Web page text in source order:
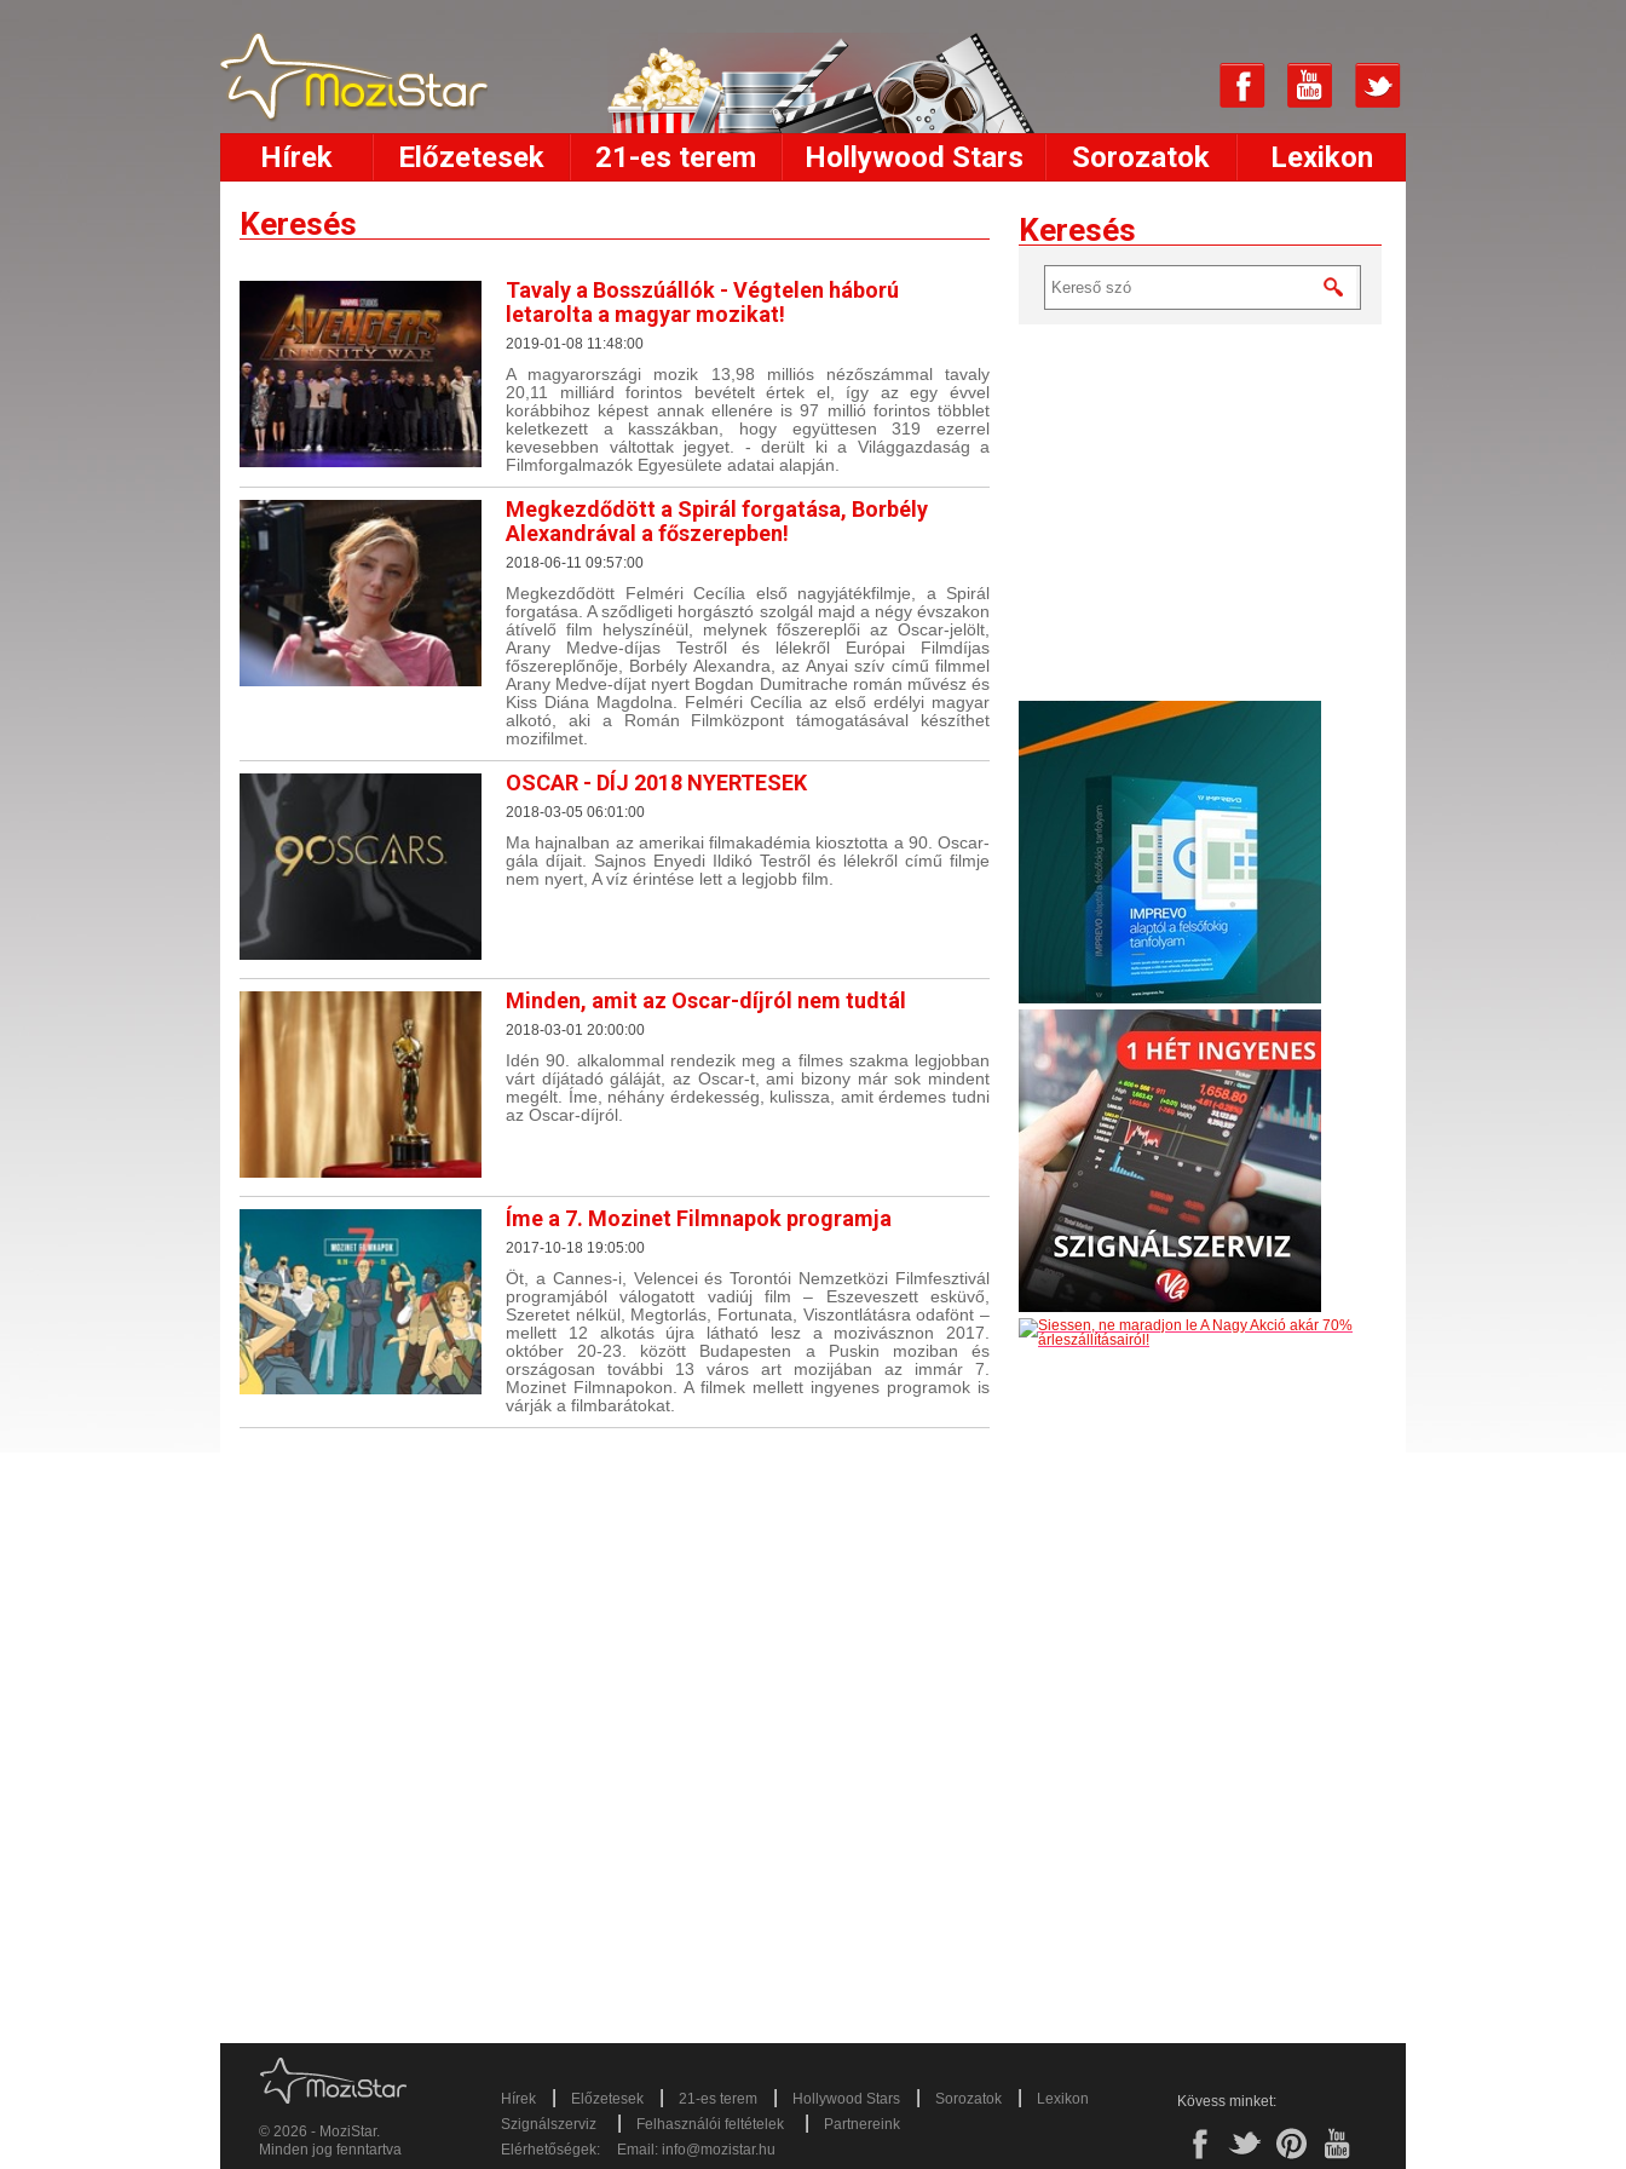
Hírek Előzetesek 21-es terem Hollywood Stars Sorozatok Lexikon
Keresés
Tavaly a Bosszúállók - Végtelen háború
letarolta a magyar mozikat!
2019-01-08 11:48:00
A magyarországi mozik 13,98 milliós nézőszámmal tavaly
20,11 milliárd forintos bevételt értek el, így az egy évvel
korábbihoz képest annak ellenére is 97 millió forintos többlet
keletkezett a kasszákban, hogy együttesen 319 ezerrel
kevesebben váltottak jegyet. - derült ki a Világgazdaság a
Filmforgalmazók Egyesülete adatai alapján.
Megkezdődött a Spirál forgatása, Borbély
Alexandrával a főszerepben!
2018-06-11 09:57:00
Megkezdődött Felméri Cecília első nagyjátékfilmje, a Spirál
forgatása. A sződligeti horgásztó szolgál majd a négy évszakon
átívelő film helyszínéül, melynek főszereplői az Oscar-jelölt,
Arany Medve-díjas Testről és lélekről Európai Filmdíjas
főszereplőnője, Borbély Alexandra, az Anyai szív című filmmel
Arany Medve-díjat nyert Bogdan Dumitrache román művész és
Kiss Diána Magdolna. Felméri Cecília az első erdélyi magyar
alkotó, aki a Román Filmközpont támogatásával készíthet
mozifilmet.
OSCAR - DÍJ 2018 NYERTESEK
2018-03-05 06:01:00
Ma hajnalban az amerikai filmakadémia kiosztotta a 90. Oscar-
gála díjait. Sajnos Enyedi Ildikó Testről és lélekről című filmje
nem nyert, A víz érintése lett a legjobb film.
Minden, amit az Oscar-díjról nem tudtál
2018-03-01 20:00:00
Idén 90. alkalommal rendezik meg a filmes szakma legjobban
várt díjátadó gáláját, az Oscar-t, ami bizony már sok mindent
megélt. Íme, néhány érdekesség, kulissza, amit érdemes tudni
az Oscar-díjról.
Íme a 7. Mozinet Filmnapok programja
2017-10-18 19:05:00
Öt, a Cannes-i, Velencei és Torontói Nemzetközi Filmfesztivál
programjából válogatott vadiúj film – Eszeveszett esküvő,
Szeretet nélkül, Megtorlás, Fortunata, Viszontlátásra odafönt –
mellett 12 alkotás újra látható lesz a mozivásznon 2017.
október 20-23. között Budapesten a Puskin moziban és
országosan további 13 város art mozijában az immár 7.
Mozinet Filmnapokon. A filmek mellett ingyenes programok is
várják a filmbarátokat.
Keresés
© 2026 - MoziStar.
Minden jog fenntartva
Hírek Előzetesek 21-es terem Hollywood Stars Sorozatok
Lexikon
Szignálszerviz
Felhasználói feltételek
Partnereink
Elérhetőségek:
Email: info@mozistar.hu
Kövess minket: